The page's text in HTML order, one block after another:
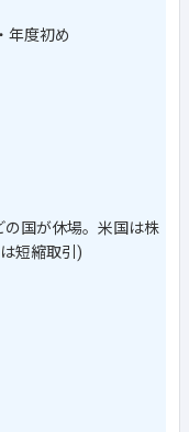
年度初め
の国が休場。米国は株
短縮取引)